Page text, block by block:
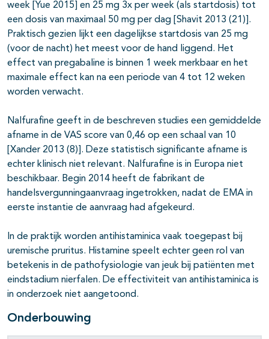
week [Yue 2015] en 25 mg 3x per week (als startdosis) tot
een dosis van maximaal 50 mg per dag [Shavit 2013 (21)].
Praktisch gezien lijkt een dagelijkse startdosis van 25 mg
(voor de nacht) het meest voor de hand liggend. Het
effect van pregabaline is binnen 1 week merkbaar en het
maximale effect kan na een periode van 4 tot 12 weken
worden verwacht.
Nalfurafine geeft in de beschreven studies een gemiddelde
afname in de VAS score van 0,46 op een schaal van 10
[Xander 2013 (8)]. Deze statistisch significante afname is
echter klinisch niet relevant. Nalfurafine is in Europa niet
beschikbaar. Begin 2014 heeft de fabrikant de
handelsvergunningaanvraag ingetrokken, nadat de EMA in
eerste instantie de aanvraag had afgekeurd.
In de praktijk worden antihistaminica vaak toegepast bij
uremische pruritus. Histamine speelt echter geen rol van
betekenis in de pathofysiologie van jeuk bij patiënten met
eindstadium nierfalen. De effectiviteit van antihistaminica is
in onderzoek niet aangetoond.
Onderbouwing